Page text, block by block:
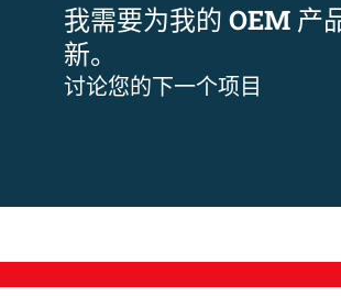
我需要为我的 OEM 产
新。
讨论您的下一个项目